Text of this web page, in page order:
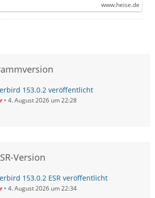
www.heise.de
153.0.2 veröffentlicht
4. August 2026 um 22:28
Version
153.0.2 ESR veröffentlicht
4. August 2026 um 22:34